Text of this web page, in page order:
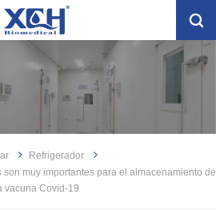
Refrigerador
muy importantes para el almacenamiento de
vacuna Covid-19